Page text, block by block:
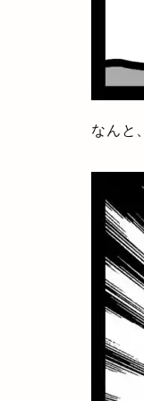
なんと